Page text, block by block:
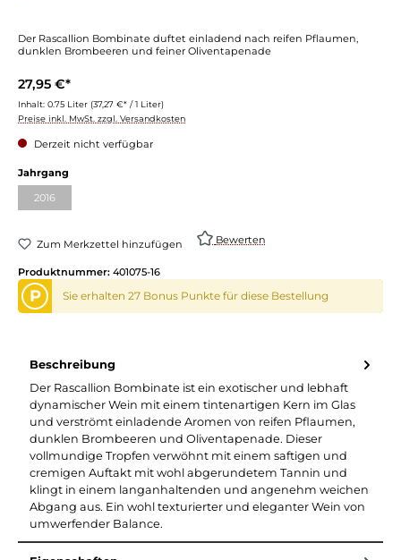
Der Rascallion Bombinate duftet einladend nach reifen Pflaumen,
dunklen Brombeeren und feiner Oliventapenade
27,95 €*
Inhalt: 0.75 Liter (37,27 €* / 1 Liter)
Preise inkl. MwSt. zzgl. Versandkosten
Derzeit nicht verfügbar
Jahrgang
2016
Zum Merkzettel hinzufügen Bewerten
Produktnummer: 401075-16
P Sie erhalten 27 Bonus Punkte für diese Bestellung
Beschreibung
Der Rascallion Bombinate ist ein exotischer und lebhaft
dynamischer Wein mit einem tintenartigen Kern im Glas
und verströmt einladende Aromen von reifen Pflaumen,
dunklen Brombeeren und Oliventapenade. Dieser
vollmundige Tropfen verwöhnt mit einem saftigen und
cremigen Auftakt mit wohl abgerundetem Tannin und
klingt in einem langanhaltenden und angenehm weichen
Abgang aus. Ein wohl texturierter und eleganter Wein von
umwerfender Balance.